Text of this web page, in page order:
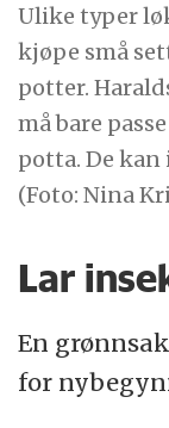
Ulike typer
kjøpe små
potter.
må bare
potta. De
(Foto: Nina
Lar
En
for